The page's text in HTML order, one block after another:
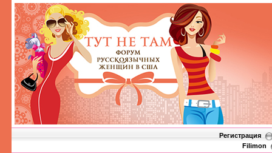
Регистрация
Filimon